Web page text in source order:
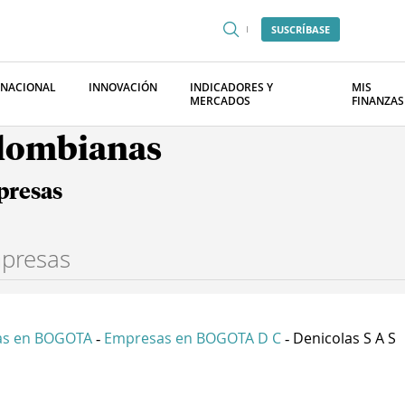
SUSCRÍBASE
INNOVACIÓN
INDICADORES Y
MERCADOS
MIS
FINANZAS
en BOGOTA - Empresas en BOGOTA D C - Denicolas S A S